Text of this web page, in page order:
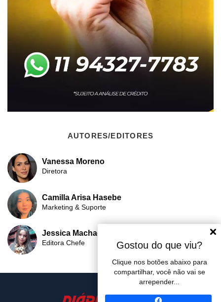
AUTORES/EDITORES
Vanessa Moreno
Diretora
Camilla Arisa Hasebe
Marketing & Suporte
Jessica Machado
Editora Chefe Gostou do que viu?
Clique nos botões abaixo para
compartilhar, você não vai se
arrepender...